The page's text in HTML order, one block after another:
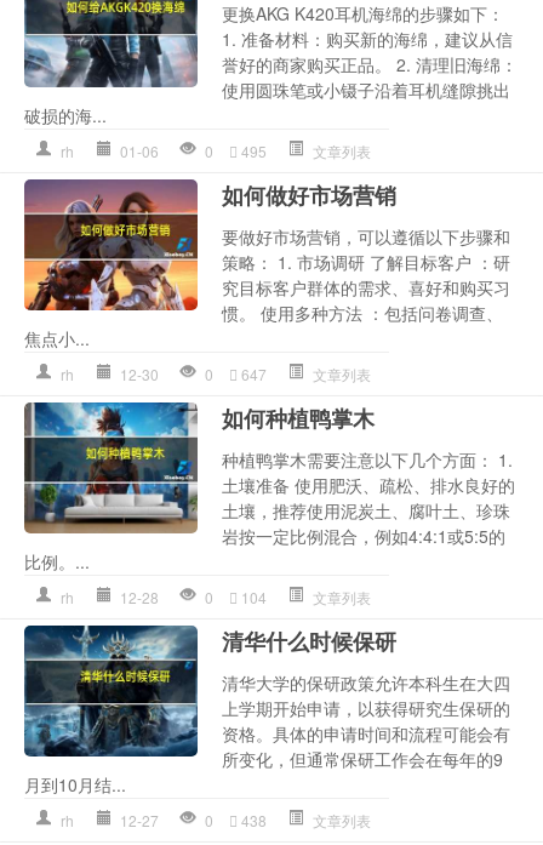
更换AKG K420耳机海绵的步骤如下：
1. 准备材料：购买新的海绵，建议从信
誉好的商家购买正品。 2. 清理旧海绵：
使用圆珠笔或小镊子沿着耳机缝隙挑出
破损的海...
rh 01-06 0 495 文章列表
如何做好市场营销
要做好市场营销，可以遵循以下步骤和
策略： 1. 市场调研 了解目标客户 ：研
究目标客户群体的需求、喜好和购买习
惯。 使用多种方法 ：包括问卷调查、
焦点小...
rh 12-30 0 647 文章列表
如何种植鸭掌木
种植鸭掌木需要注意以下几个方面： 1.
土壤准备 使用肥沃、疏松、排水良好的
土壤，推荐使用泥炭土、腐叶土、珍珠
岩按一定比例混合，例如4:4:1或5:5的
比例。...
rh 12-28 0 104 文章列表
清华什么时候保研
清华大学的保研政策允许本科生在大四
上学期开始申请，以获得研究生保研的
资格。具体的申请时间和流程可能会有
所变化，但通常保研工作会在每年的9
月到10月结...
rh 12-27 0 438 文章列表